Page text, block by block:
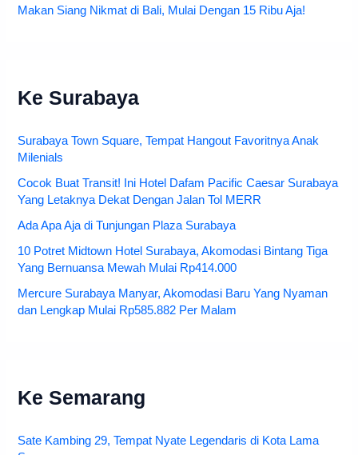
Makan Siang Nikmat di Bali, Mulai Dengan 15 Ribu Aja!
Ke Surabaya
Surabaya Town Square, Tempat Hangout Favoritnya Anak
Milenials
Cocok Buat Transit! Ini Hotel Dafam Pacific Caesar Surabaya
Yang Letaknya Dekat Dengan Jalan Tol MERR
Ada Apa Aja di Tunjungan Plaza Surabaya
10 Potret Midtown Hotel Surabaya, Akomodasi Bintang Tiga
Yang Bernuansa Mewah Mulai Rp414.000
Mercure Surabaya Manyar, Akomodasi Baru Yang Nyaman
dan Lengkap Mulai Rp585.882 Per Malam
Ke Semarang
Sate Kambing 29, Tempat Nyate Legendaris di Kota Lama